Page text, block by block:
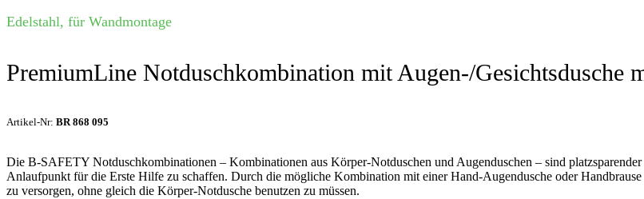
Edelstahl, für Wandmontage
PremiumLine Notduschkombination mit Augen-/Gesichtsdusche
Artikel-Nr: BR 868 095
Die B-SAFETY Notduschkombinationen – Kombinationen aus Körper-Notduschen und Augenduschen – sind
Anlaufpunkt für die Erste Hilfe zu schaffen. Durch die mögliche Kombination mit einer Hand-Augendusche oder
zu versorgen, ohne gleich die Körper-Notdusche benutzen zu müssen.